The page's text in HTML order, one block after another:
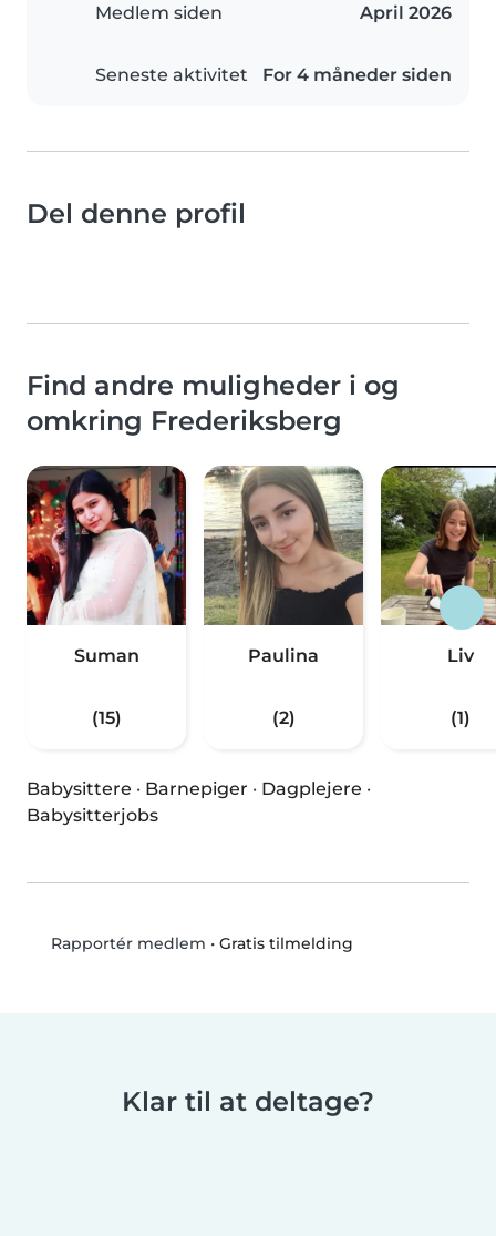
Medlem siden April 2026
Seneste aktivitet For 4 måneder siden
Del denne profil
Find andre muligheder i og
omkring Frederiksberg
Suman
(15)
Paulina
(2)
Liv
(1)
Babysittere · Barnepiger · Dagplejere ·
Babysitterjobs
Rapportér medlem • Gratis tilmelding
Klar til at deltage?